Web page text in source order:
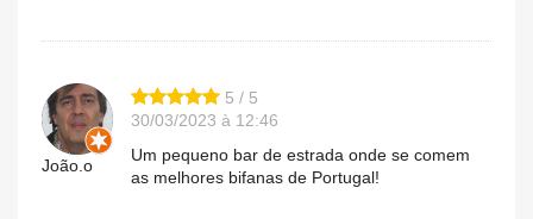
João.o
5 / 5
30/03/2023 à 12:46
Um pequeno bar de estrada onde se comem
as melhores bifanas de Portugal!